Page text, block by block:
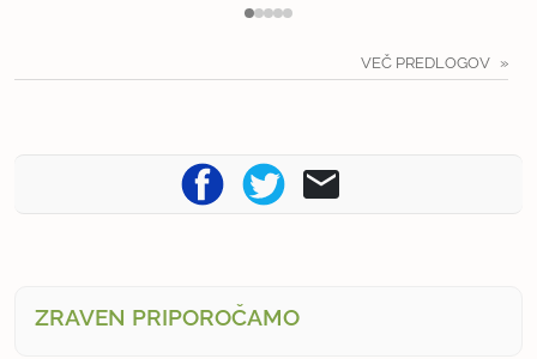
VEČ PREDLOGOV
ZRAVEN PRIPOROČAMO